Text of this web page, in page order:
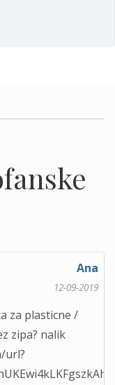
Ana
12-09-2019
za plasticne /
zipa? nalik
url?